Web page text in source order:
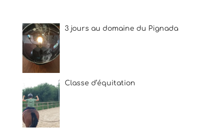
3 jours au domaine du Pignada
Classe d’équitation